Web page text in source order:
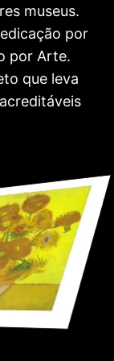
museus.
por
por Arte.
que leva